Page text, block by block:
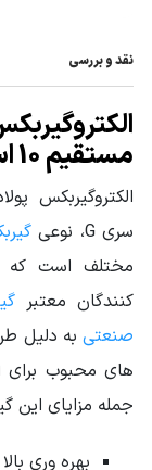
توان ورودی
گیربکس
گشتاور خروجی
گیربکس (N.m)
سرویس فاکتور
Service Factor
قطر شافت خروجی
نقد و بررسی
مستقیم 10 اسب سری G
سری G، نوعی
مختلف است که
کنندگان معتبر
صنعتی به دلیل
های محبوب برای
جمله مزایای این
بهره وری بالا